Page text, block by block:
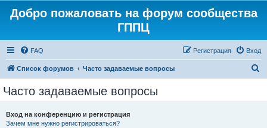
Добро пожаловать на форум сообщества
ГППЦ
FAQ Вход
Регистрация
Список форумов Часто задаваемые вопросы
Часто задаваемые вопросы
Вход на конференцию и регистрация
Зачем мне нужно регистрироваться?